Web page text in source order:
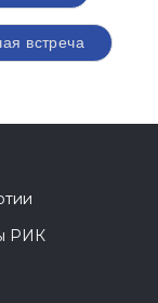
встреча
РИК